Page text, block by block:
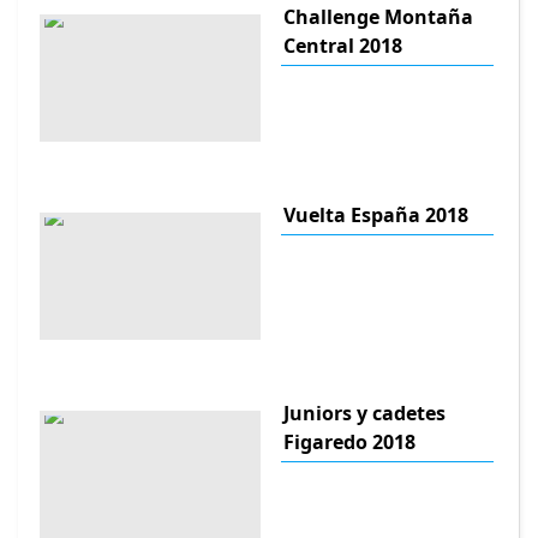
Challenge Montaña
Central 2018
Vuelta España 2018
Juniors y cadetes
Figaredo 2018